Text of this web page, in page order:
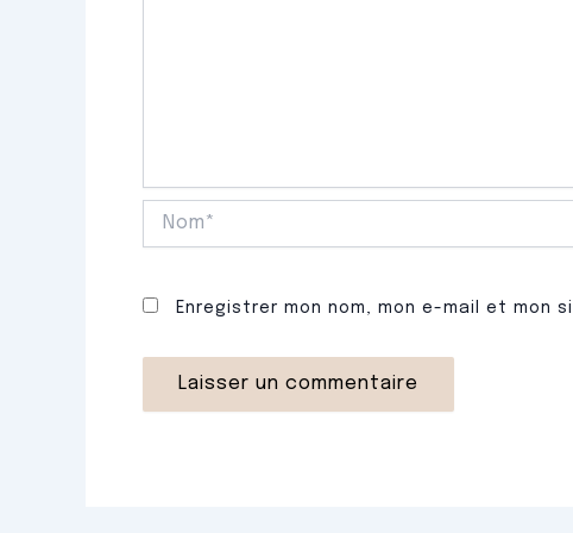
Enregistrer mon nom, mon e-mail et mon